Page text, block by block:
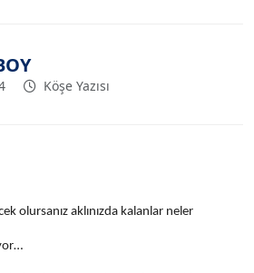
Köşe Yazısı
olursanız aklınızda kalanlar neler